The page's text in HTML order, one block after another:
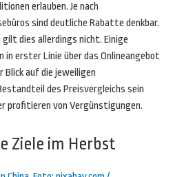
erlauben. Je nach
sind deutliche Rabatte denkbar.
gilt dies allerdings nicht. Einige
in erster Linie über das Onlineangebot
Blick auf die jeweiligen
des Preisvergleichs sein
profitieren von Vergünstigungen.
Ziele im Herbst